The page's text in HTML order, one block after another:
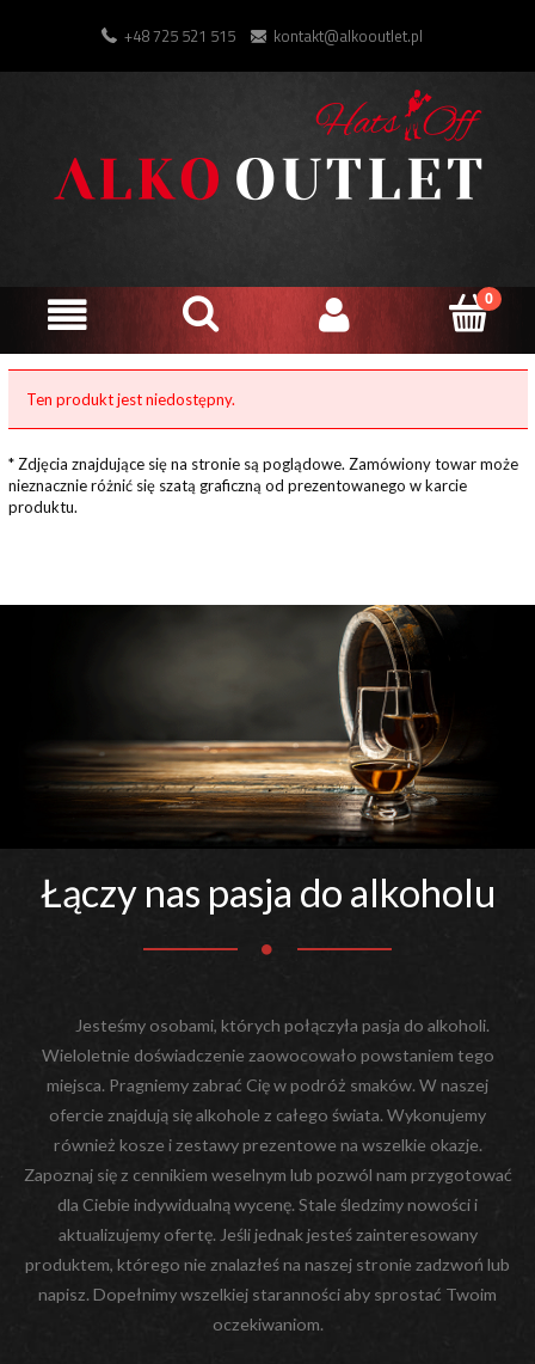
+48 725 521 515 kontakt@alkooutlet.pl
Ten produkt jest niedostępny.
* Zdjęcia znajdujące się na stronie są poglądowe. Zamówiony towar może
nieznacznie różnić się szatą graficzną od prezentowanego w karcie
produktu.
Łączy nas pasja do alkoholu
Jesteśmy osobami, których połączyła pasja do alkoholi.
Wieloletnie doświadczenie zaowocowało powstaniem tego
miejsca. Pragniemy zabrać Cię w podróż smaków. W naszej
ofercie znajdują się alkohole z całego świata. Wykonujemy
również kosze i zestawy prezentowe na wszelkie okazje.
Zapoznaj się z cennikiem weselnym lub pozwól nam przygotować
dla Ciebie indywidualną wycenę. Stale śledzimy nowości i
aktualizujemy ofertę. Jeśli jednak jesteś zainteresowany
produktem, którego nie znalazłeś na naszej stronie zadzwoń lub
napisz. Dopełnimy wszelkiej staranności aby sprostać Twoim
oczekiwaniom.